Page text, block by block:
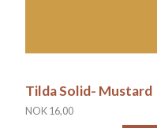
Tilda Solid- Mustard
NOK 16,00